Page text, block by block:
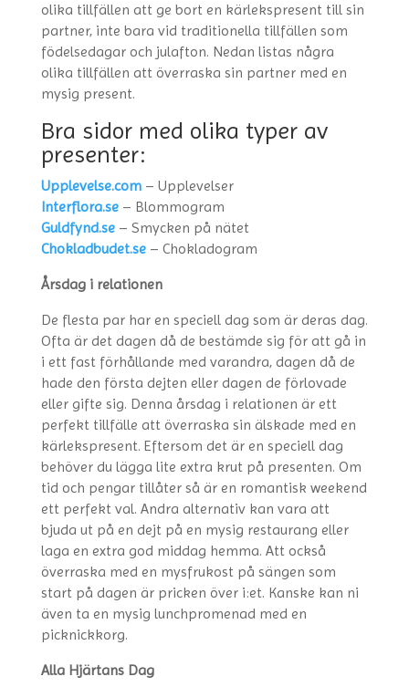
olika tillfällen att ge bort en kärlekspresent till sin
partner, inte bara vid traditionella tillfällen som
födelsedagar och julafton. Nedan listas några
olika tillfällen att överraska sin partner med en
mysig present.
Bra sidor med olika typer av
presenter:
Upplevelse.com– Upplevelser
Interflora.se– Blommogram
Guldfynd.se– Smycken på nätet
Chokladbudet.se– Chokladogram
Årsdag i relationen
De flesta par har en speciell dag som är deras dag.
Ofta är det dagen då de bestämde sig för att gå in
i ett fast förhållande med varandra, dagen då de
hade den första dejten eller dagen de förlovade
eller gifte sig. Denna årsdag i relationen är ett
perfekt tillfälle att överraska sin älskade med en
kärlekspresent. Eftersom det är en speciell dag
behöver du lägga lite extra krut på presenten. Om
tid och pengar tillåter så är en romantisk weekend
ett perfekt val. Andra alternativ kan vara att
bjuda ut på en dejt på en mysig restaurang eller
laga en extra god middag hemma. Att också
överraska med en mysfrukost på sängen som
start på dagen är pricken över i:et. Kanske kan ni
även ta en mysig lunchpromenad med en
picknickkorg.
Alla Hjärtans Dag